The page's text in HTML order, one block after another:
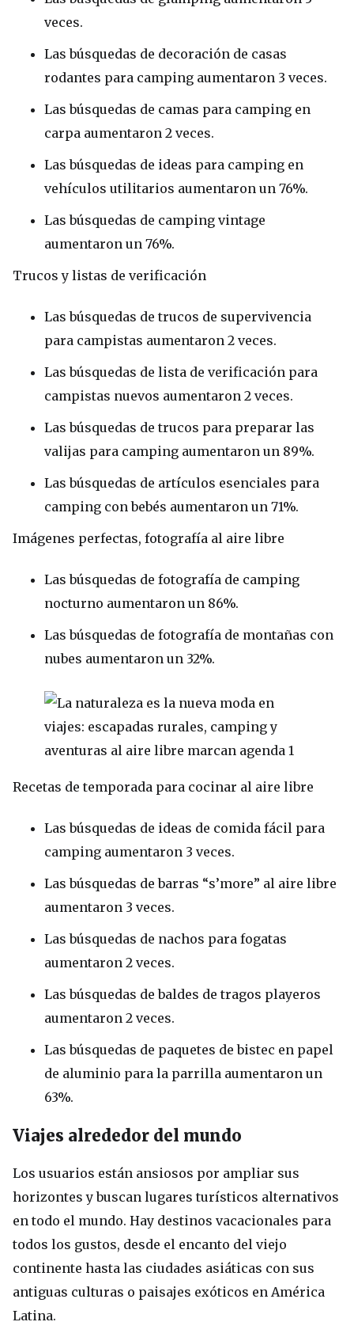
veces.
Las búsquedas de decoración de casas
rodantes para camping aumentaron 3 veces.
Las búsquedas de camas para camping en
carpa aumentaron 2 veces.
Las búsquedas de ideas para camping en
vehículos utilitarios aumentaron un 76%.
Las búsquedas de camping vintage
aumentaron un 76%.
Trucos y listas de verificación
Las búsquedas de trucos de supervivencia
para campistas aumentaron 2 veces.
Las búsquedas de lista de verificación para
campistas nuevos aumentaron 2 veces.
Las búsquedas de trucos para preparar las
valijas para camping aumentaron un 89%.
Las búsquedas de artículos esenciales para
camping con bebés aumentaron un 71%.
Imágenes perfectas, fotografía al aire libre
Las búsquedas de fotografía de camping
nocturno aumentaron un 86%.
Las búsquedas de fotografía de montañas con
nubes aumentaron un 32%.
Recetas de temporada para cocinar al aire libre
Las búsquedas de ideas de comida fácil para
camping aumentaron 3 veces.
Las búsquedas de barras “s’more” al aire libre
aumentaron 3 veces.
Las búsquedas de nachos para fogatas
aumentaron 2 veces.
Las búsquedas de baldes de tragos playeros
aumentaron 2 veces.
Las búsquedas de paquetes de bistec en papel
de aluminio para la parrilla aumentaron un
63%.
Viajes alrededor del mundo
Los usuarios están ansiosos por ampliar sus
horizontes y buscan lugares turísticos alternativos
en todo el mundo. Hay destinos vacacionales para
todos los gustos, desde el encanto del viejo
continente hasta las ciudades asiáticas con sus
antiguas culturas o paisajes exóticos en América
Latina.